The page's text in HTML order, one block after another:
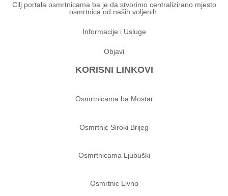
Cilj portala osmrtnicama ba je da stvorimo centralizirano mjesto
osmrtnica od naših voljenih.
Informacije i Usluge
Objavi
KORISNI LINKOVI
Osmrtnicama ba Mostar
Osmrtnic Siroki Brijeg
Osmrtnicama Ljubuški
Osmrtnic Livno